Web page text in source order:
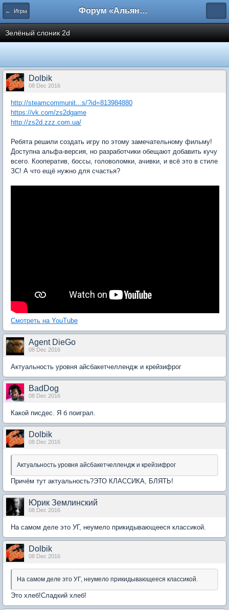
← Игры Форум «Альянса вольных переводчиков»
Зелёный слоник 2d
Dolbik
08 Dec 2016
http://steamcommunit...s/?id=813984880
https://vk.com/zs2dgame
http://zs2d.zzz.com.ua/
Ребята решили создать игру по этому замечательному фильму!
Доступна альфа-версия, но разработчики обещают добавить кучу
всего. Кооператив, боссы, головоломки, ачивки, и всё это в стиле
ЗС! А что ещё нужно для счастья?
Смотреть на YouTube
Agent DieGo
08 Dec 2016
Актуальность уровня айсбакетчеллендж и крейзифрог
BadDog
08 Dec 2016
Какой писдес. Я б поиграл.
Dolbik
08 Dec 2016
Актуальность уровня айсбакетчеллендж и крейзифрог
Причём тут актуальность?ЭТО КЛАССИКА, БЛЯТЬ!
Юрик Землинский
08 Dec 2016
На самом деле это УГ, неумело прикидывающееся классикой.
Dolbik
08 Dec 2016
На самом деле это УГ, неумело прикидывающееся классикой.
Это хлеб!Сладкий хлеб!